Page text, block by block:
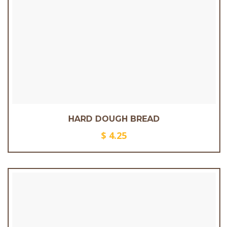
HARD DOUGH BREAD
$ 4.25